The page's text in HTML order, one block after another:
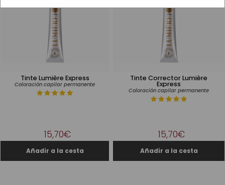
Tinte Lumière Express
Coloración capilar permanente
15,70€
Tinte Corrector Lumière
Express
Coloración capilar permanente
15,70€